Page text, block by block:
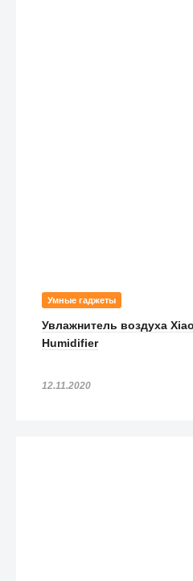
Умные гаджеты
Увлажнитель воздуха
Humidifier
12.11.2020